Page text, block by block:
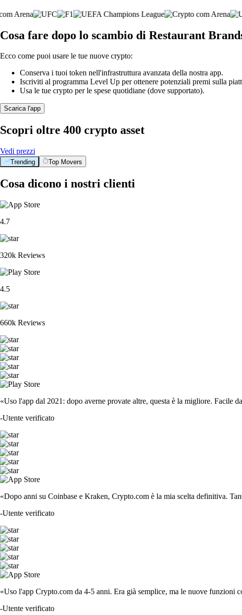
Cosa fare dopo lo scambio di Restaurant
Ecco come puoi usare le tue nuove crypto:
Conserva i tuoi token nell'infrastruttura avanzata della nostra app.
Iscriviti al programma Level Up per ottenere potenziali premi sulla
Usa le tue crypto per le spese quotidiane (dove supportato).
Scarica l'app
Scopri oltre 400 crypto asset
Vedi prezzi
Trending Top Movers
Cosa dicono i nostri clienti
4.7
320k Reviews
4.5
660k Reviews
«Uso l'app dal 2021: dopo averne provate altre, questa è la migliore. Facile
-Utente verificato
«Dopo anni su Coinbase e Kraken, Crypto.com è la mia scelta definitiva.
-Utente verificato
«Uso l'app Crypto.com da 4-5 anni. Era già semplice, ma le nuove funzioni
-Utente verificato